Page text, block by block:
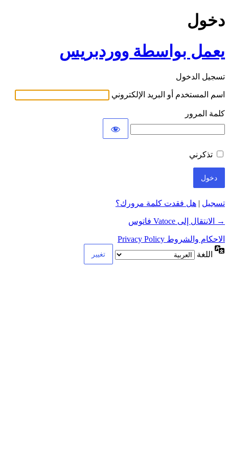
دخول
يعمل بواسطة ووردبريس
تسجيل الدخول
اسم المستخدم أو البريد الإلكتروني
كلمة المرور
تذكرني
تسجيل | هل فقدت كلمة مرورك؟
→ الانتقال إلى Vatoce فاتوس
الاحكام والشروط Privacy Policy
اللغة